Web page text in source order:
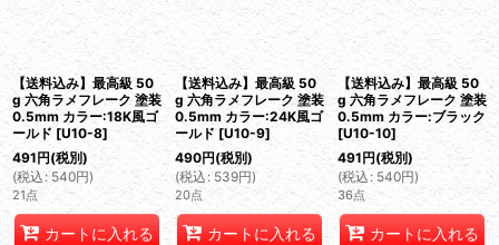
【送料込み】最高級 50
g 六角ラメフレーク 塗装
0.5mm カラー:18K風ゴ
ールド [U10-8]
491円(税別)
(税込 : 540円)
21点
カートに入れる
【送料込み】最高級 50
g 六角ラメフレーク 塗装
0.5mm カラー:24K風ゴ
ールド [U10-9]
490円(税別)
(税込 : 539円)
20点
カートに入れる
【送料込み】最高級 50
g 六角ラメフレーク 塗装
0.5mm カラー:ブラック
[U10-10]
491円(税別)
(税込 : 540円)
36点
カートに入れる